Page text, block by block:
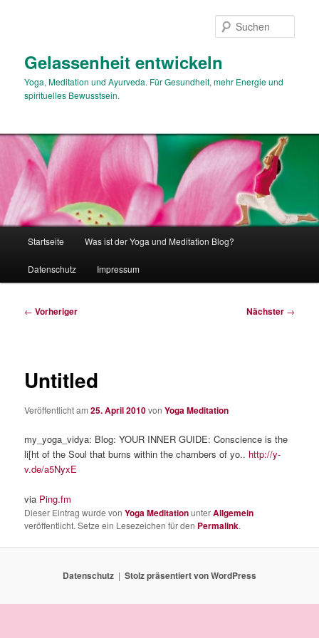
Gelassenheit entwickeln
Yoga, Meditation und Ayurveda. Für Gesundheit, mehr Energie und
spirituelles Bewusstsein.
Startseite Was ist der Yoga und Meditation Blog?
Datenschutz Impressum
Beitragsnavigation
← Vorheriger Nächster →
Untitled
Veröffentlicht am25. April 2010vonYoga Meditation
my_yoga_vidya: Blog: YOUR INNER GUIDE: Conscience is the
li[ht of the Soul that burns within the chambers of yo.. http://y-
v.de/a5NyxE
via Ping.fm
Dieser Eintrag wurde vonYoga MeditationunterAllgemein
veröffentlicht. Setze ein Lesezeichen für den Permalink.
Datenschutz Stolz präsentiert von WordPress